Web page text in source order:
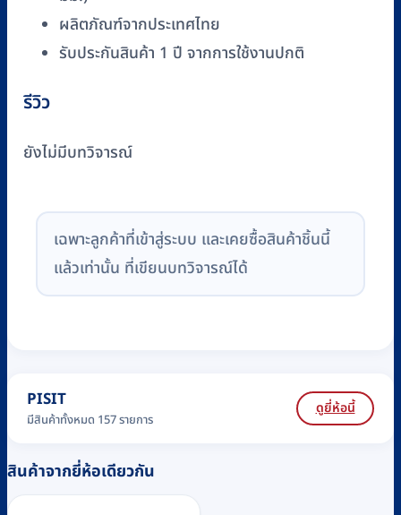
ผลิตภัณฑ์จากประเทศไทย
รับประกันสินค้า 1 ปี จากการใช้งานปกติ
รีวิว
ยังไม่มีบทวิจารณ์
เฉพาะลูกค้าที่เข้าสู่ระบบ และเคยซื้อสินค้าชิ้นนี้
แล้วเท่านั้น ที่เขียนบทวิจารณ์ได้
PISIT
มีสินค้าทั้งหมด 157 รายการ
ดูยี่ห้อนี้
สินค้าจากยี่ห้อเดียวกัน